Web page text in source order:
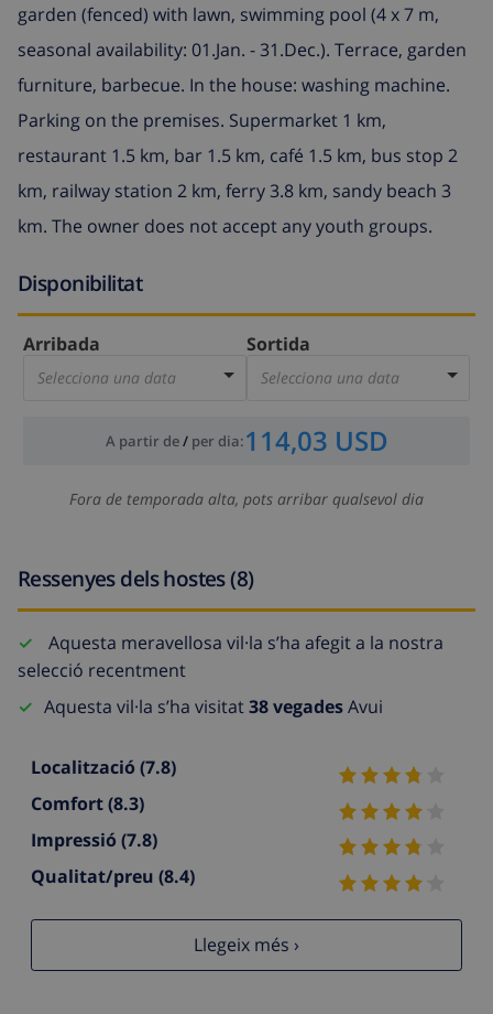
garden (fenced) with lawn, swimming pool (4 x 7 m,
seasonal availability: 01.Jan. - 31.Dec.). Terrace, garden
furniture, barbecue. In the house: washing machine.
Parking on the premises. Supermarket 1 km,
restaurant 1.5 km, bar 1.5 km, café 1.5 km, bus stop 2
km, railway station 2 km, ferry 3.8 km, sandy beach 3
km. The owner does not accept any youth groups.
Disponibilitat
Arribada
Selecciona una data
Sortida
Selecciona una data
A partir de/ per dia:114,03 USD
Fora de temporada alta, pots arribar qualsevol dia
Ressenyes dels hostes (8)
Aquesta meravellosa vil·la s’ha afegit a la nostra
selecció recentment
Aquesta vil·la s’ha visitat38 vegadesAvui
Localització (7.8)
Comfort(8.3)
Impressió (7.8)
Qualitat/preu (8.4)
Llegeix més ›